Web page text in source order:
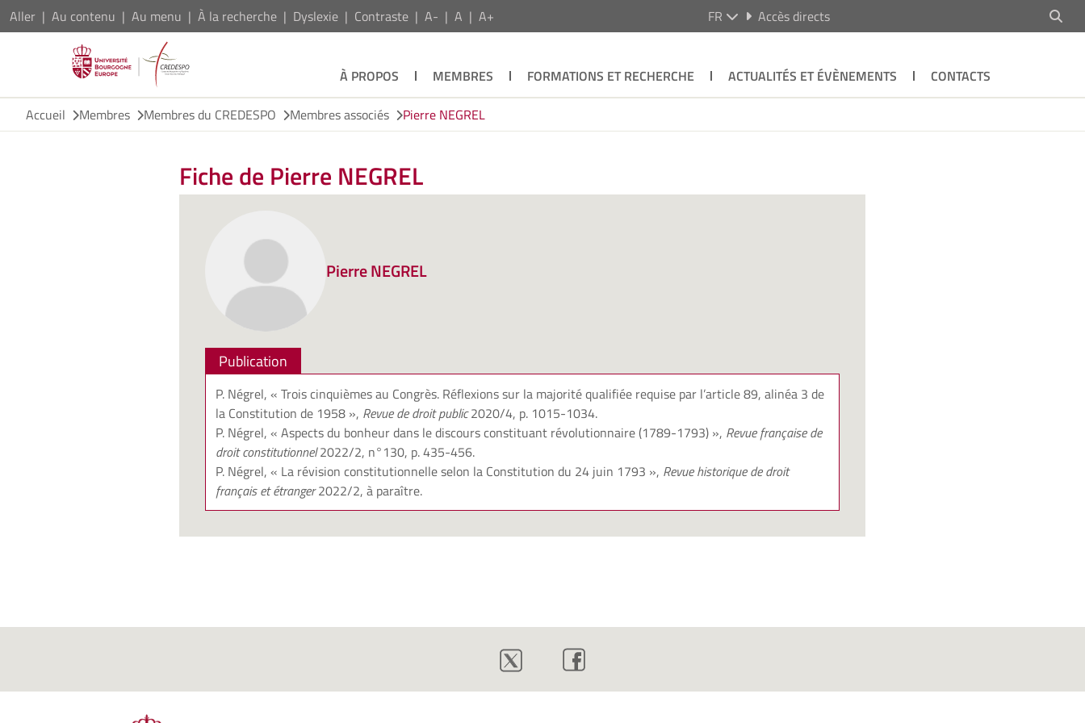
Aller Au contenu Au menu À la recherche Dyslexie Contraste A- A A+ FR Accès directs
À PROPOS MEMBRES FORMATIONS ET RECHERCHE ACTUALITÉS ET ÉVÈNEMENTS
CONTACTS
Accueil
Membres Membres du CREDESPO Membres associés Pierre NEGREL
Fiche de Pierre NEGREL
Pierre NEGREL
Publication
P. Négrel, « Trois cinquièmes au Congrès. Réflexions sur la majorité qualifiée requise par l’article 89, alinéa 3 de
la Constitution de 1958 », Revue de droit public2020/4, p. 1015-1034.
P. Négrel, « Aspects du bonheur dans le discours constituant révolutionnaire (1789-1793) », Revue française de
droit constitutionnel2022/2, n°130, p. 435-456.
P. Négrel, « La révision constitutionnelle selon la Constitution du 24 juin 1793 », Revue historique de droit
français et étranger2022/2, à paraître.